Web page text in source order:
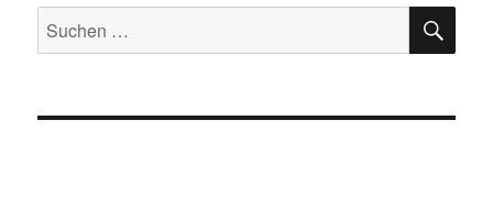
Suchen
nach: